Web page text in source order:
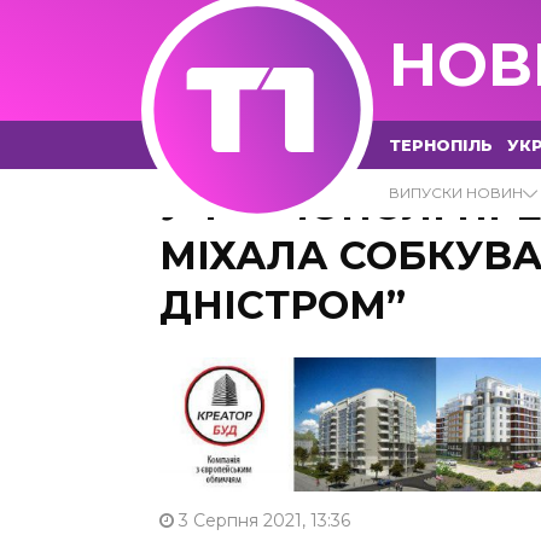
ТЕРНОПІЛЬ
ВИПУСКИ НОВИН
У ТЕРНОПОЛІ
МІХАЛА
ДНІСТРОМ”
3 Серпня 2021, 13:36